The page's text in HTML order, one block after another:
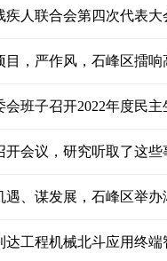
疾人联合会第四次代表大
目，严作风，石峰区擂
会班子召开2022年度民主
开会议，研究听取了这些
遇、谋发展，石峰区举
达工程机械北斗应用终